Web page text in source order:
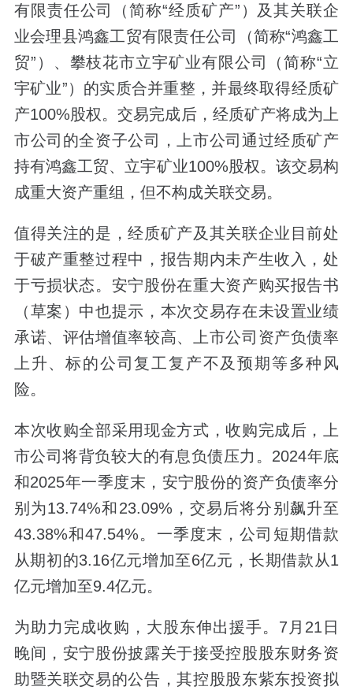
有限责任公司（简称“经质矿产”）及其关联企
业会理县鸿鑫工贸有限责任公司（简称“鸿鑫工
贸”）、攀枝花市立宇矿业有限公司（简称“立
宇矿业”）的实质合并重整，并最终取得经质矿
产100%股权。交易完成后，经质矿产将成为上
市公司的全资子公司，上市公司通过经质矿产
持有鸿鑫工贸、立宇矿业100%股权。该交易构
成重大资产重组，但不构成关联交易。
值得关注的是，经质矿产及其关联企业目前处
于破产重整过程中，报告期内未产生收入，处
于亏损状态。安宁股份在重大资产购买报告书
（草案）中也提示，本次交易存在未设置业绩
承诺、评估增值率较高、上市公司资产负债率
上升、标的公司复工复产不及预期等多种风
险。
本次收购全部采用现金方式，收购完成后，上
市公司将背负较大的有息负债压力。2024年底
和2025年一季度末，安宁股份的资产负债率分
别为13.74%和23.09%，交易后将分别飙升至
43.38%和47.54%。一季度末，公司短期借款
从期初的3.16亿元增加至6亿元，长期借款从1
亿元增加至9.4亿元。
为助力完成收购，大股东伸出援手。7月21日
晚间，安宁股份披露关于接受控股股东财务资
助暨关联交易的公告，其控股股东紫东投资拟